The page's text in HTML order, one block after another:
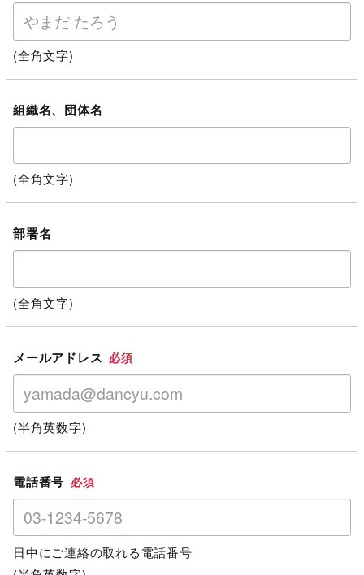
(全角文字)
組織名、団体名
(全角文字)
部署名
(全角文字)
メールアドレス 必須
(半角英数字)
電話番号 必須
日中にご連絡の取れる電話番号